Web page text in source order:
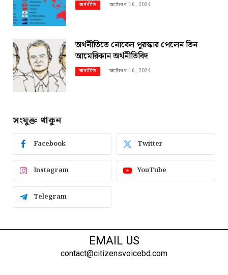
অর্থনীতি অক্টোবর 16, 2024
অর্থনীতিতে নোবেল পুরস্কার পেলেন তিন
আমেরিকান অর্থনীতিবিদ
অর্থনীতি অক্টোবর 16, 2024
সংযুক্ত থাকুন
Facebook Twitter
Instagram YouTube
Telegram
EMAIL US
contact@citizensvoicebd.com